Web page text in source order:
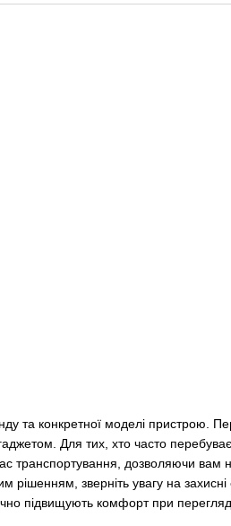
та конкретної моделі
Для тих, хто часто
транспортування, дозволяючи вам
рішенням, зверніть увагу на
підвищують комфорт при